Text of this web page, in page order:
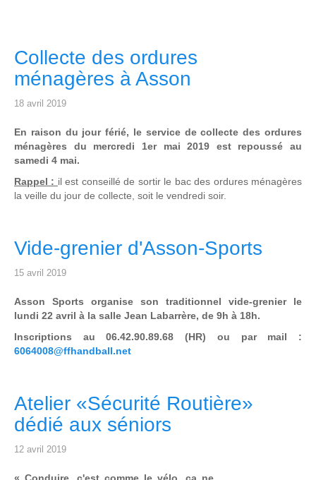
Collecte des ordures
ménagères à Asson
18 avril 2019
En raison du jour férié, le service de collecte des ordures
ménagères du mercredi 1er mai 2019 est repoussé au
samedi 4 mai.
Rappel : il est conseillé de sortir le bac des ordures ménagères
la veille du jour de collecte, soit le vendredi soir.
Vide-grenier d'Asson-Sports
15 avril 2019
Asson Sports organise son traditionnel vide-grenier le
lundi 22 avril à la salle Jean Labarrère, de 9h à 18h.
Inscriptions au 06.42.90.89.68 (HR) ou par mail :
6064008@ffhandball.net
Atelier «Sécurité Routière»
dédié aux séniors
12 avril 2019
« Conduire, c'est comme le vélo, ça ne